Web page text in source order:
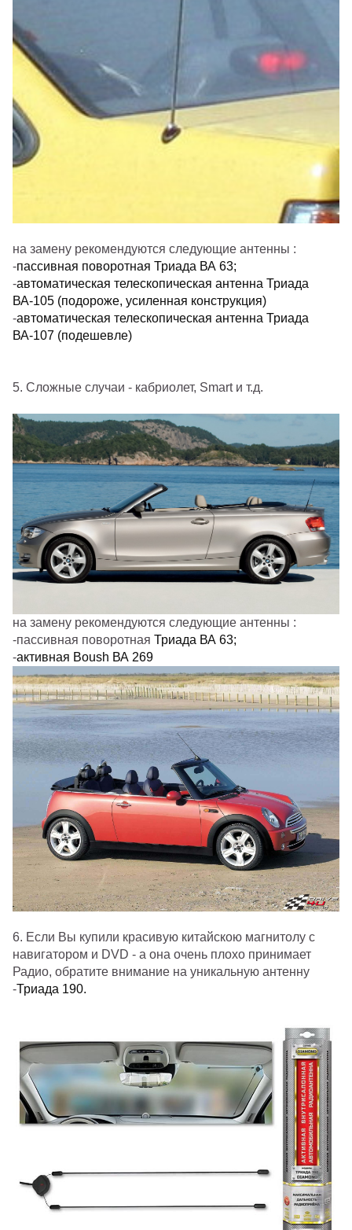
на замену рекомендуются следующие антенны :
-пассивная поворотная Триада ВА 63;
-автоматическая телескопическая антенна Триада
ВА-105 (подороже, усиленная конструкция)
-автоматическая телескопическая антенна Триада
ВА-107 (подешевле)
5. Сложные случаи - кабриолет, Smart и т.д.
на замену рекомендуются следующие антенны :
-пассивная поворотная Триада ВА 63;
-активная Boush ВА 269
6. Если Вы купили красивую китайскою магнитолу с
навигатором и DVD - а она очень плохо принимает
Радио, обратите внимание на уникальную антенну
-Триада 190.